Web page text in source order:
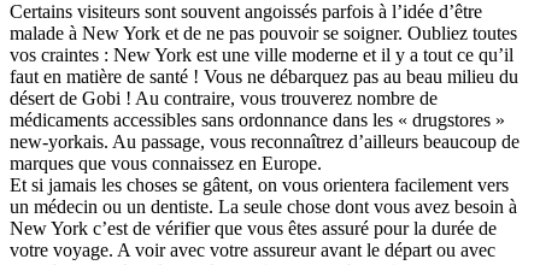
Certains visiteurs sont souvent angoissés parfois à l’idée d’être
malade à New York et de ne pas pouvoir se soigner. Oubliez toutes
vos craintes : New York est une ville moderne et il y a tout ce qu’il
faut en matière de santé ! Vous ne débarquez pas au beau milieu du
désert de Gobi ! Au contraire, vous trouverez nombre de
médicaments accessibles sans ordonnance dans les « drugstores »
new-yorkais. Au passage, vous reconnaîtrez d’ailleurs beaucoup de
marques que vous connaissez en Europe.
Et si jamais les choses se gâtent, on vous orientera facilement vers
un médecin ou un dentiste. La seule chose dont vous avez besoin à
New York c’est de vérifier que vous êtes assuré pour la durée de
votre voyage. A voir avec votre assureur avant le départ ou avec